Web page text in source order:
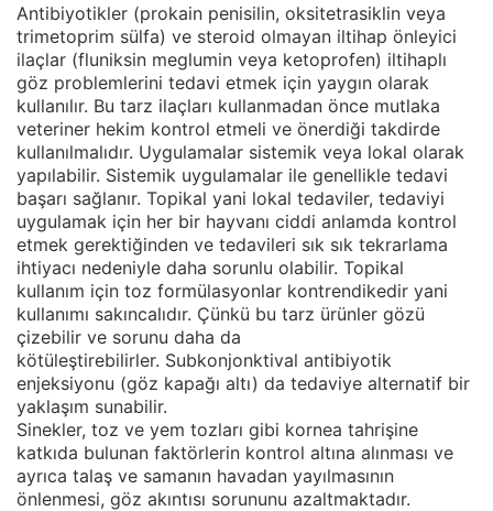
Antibiyotikler (prokain penisilin, oksitetrasiklin veya
trimetoprim sülfa) ve steroid olmayan iltihap önleyici
ilaçlar (fluniksin meglumin veya ketoprofen) iltihaplı
göz problemlerini tedavi etmek için yaygın olarak
kullanılır. Bu tarz ilaçları kullanmadan önce mutlaka
veteriner hekim kontrol etmeli ve önerdiği takdirde
kullanılmalıdır. Uygulamalar sistemik veya lokal olarak
yapılabilir. Sistemik uygulamalar ile genellikle tedavi
başarı sağlanır. Topikal yani lokal tedaviler, tedaviyi
uygulamak için her bir hayvanı ciddi anlamda kontrol
etmek gerektiğinden ve tedavileri sık sık tekrarlama
ihtiyacı nedeniyle daha sorunlu olabilir. Topikal
kullanım için toz formülasyonlar kontrendikedir yani
kullanımı sakıncalıdır. Çünkü bu tarz ürünler gözü
çizebilir ve sorunu daha da
kötüleştirebilirler. Subkonjonktival antibiyotik
enjeksiyonu (göz kapağı altı) da tedaviye alternatif bir
yaklaşım sunabilir.
Sinekler, toz ve yem tozları gibi kornea tahrişine
katkıda bulunan faktörlerin kontrol altına alınması ve
ayrıca talaş ve samanın havadan yayılmasının
önlenmesi, göz akıntısı sorununu azaltmaktadır.